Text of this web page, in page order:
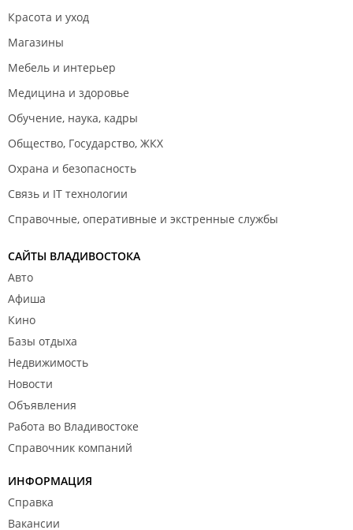
Красота и уход
Магазины
Мебель и интерьер
Медицина и здоровье
Обучение, наука, кадры
Общество, Государство, ЖКХ
Охрана и безопасность
Связь и IT технологии
Справочные, оперативные и экстренные службы
САЙТЫ ВЛАДИВОСТОКА
Авто
Афиша
Кино
Базы отдыха
Недвижимость
Новости
Объявления
Работа во Владивостоке
Справочник компаний
ИНФОРМАЦИЯ
Справка
Вакансии